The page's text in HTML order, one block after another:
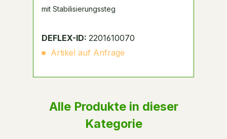
mit Stabilisierungssteg
DEFLEX-ID: 2201610070
Artikel auf Anfrage
Alle Produkte in dieser
Kategorie